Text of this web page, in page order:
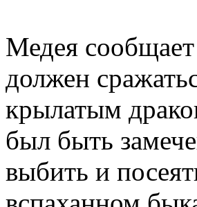
Медея
должен
крылатым
был быть
выбить и